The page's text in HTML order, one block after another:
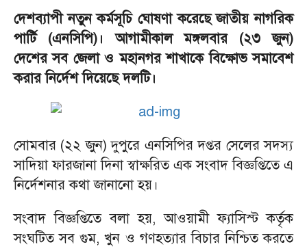
দেশব্যাপী নতুন কর্মসূচি ঘোষণা করেছে জাতীয় নাগরিক
পার্টি (এনসিপি)। আগামীকাল মঙ্গলবার (২৩ জুন)
দেশের সব জেলা ও মহানগর শাখাকে বিক্ষোভ সমাবেশ
করার নির্দেশ দিয়েছে দলটি।
সোমবার (২২ জুন) দুপুরে এনসিপির দপ্তর সেলের সদস্য
সাদিয়া ফারজানা দিনা স্বাক্ষরিত এক সংবাদ বিজ্ঞপ্তিতে এ
নির্দেশনার কথা জানানো হয়।
সংবাদ বিজ্ঞপ্তিতে বলা হয়, আওয়ামী ফ্যাসিস্ট কর্তৃক
সংঘটিত সব গুম, খুন ও গণহত্যার বিচার নিশ্চিত করতে